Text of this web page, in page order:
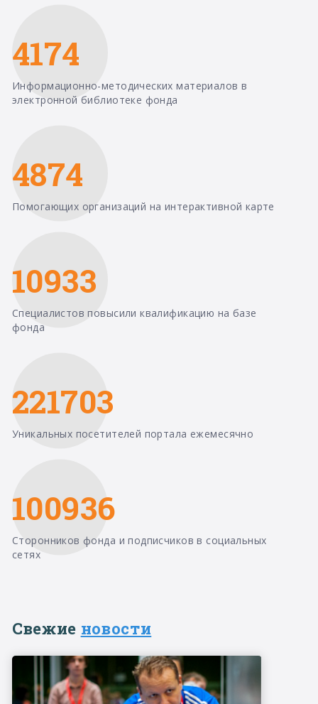
4174
Информационно-методических материалов в
электронной библиотеке фонда
4874
Помогающих организаций на интерактивной карте
10933
Специалистов повысили квалификацию на базе
фонда
221703
Уникальных посетителей портала ежемесячно
100936
Сторонников фонда и подписчиков в социальных
сетях
Свежие новости